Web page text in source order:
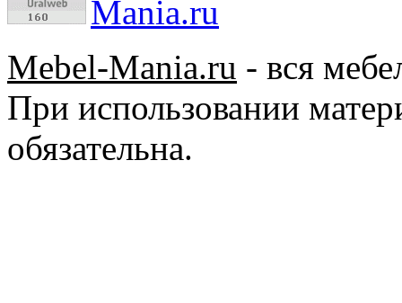
Mebel-Mania.ru - вся
При использовании
обязательна.